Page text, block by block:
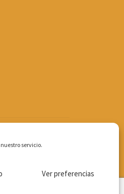
servicio.
Ver preferencias